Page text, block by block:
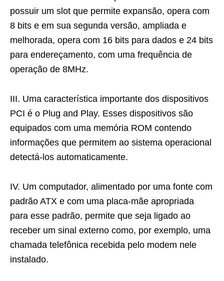
possuir um slot que permite expansão, opera com
8 bits e em sua segunda versão, ampliada e
melhorada, opera com 16 bits para dados e 24 bits
para endereçamento, com uma frequência de
operação de 8MHz.
III. Uma característica importante dos dispositivos
PCI é o Plug and Play. Esses dispositivos são
equipados com uma memória ROM contendo
informações que permitem ao sistema operacional
detectá-los automaticamente.
IV. Um computador, alimentado por uma fonte com
padrão ATX e com uma placa-mãe apropriada
para esse padrão, permite que seja ligado ao
receber um sinal externo como, por exemplo, uma
chamada telefônica recebida pelo modem nele
instalado.